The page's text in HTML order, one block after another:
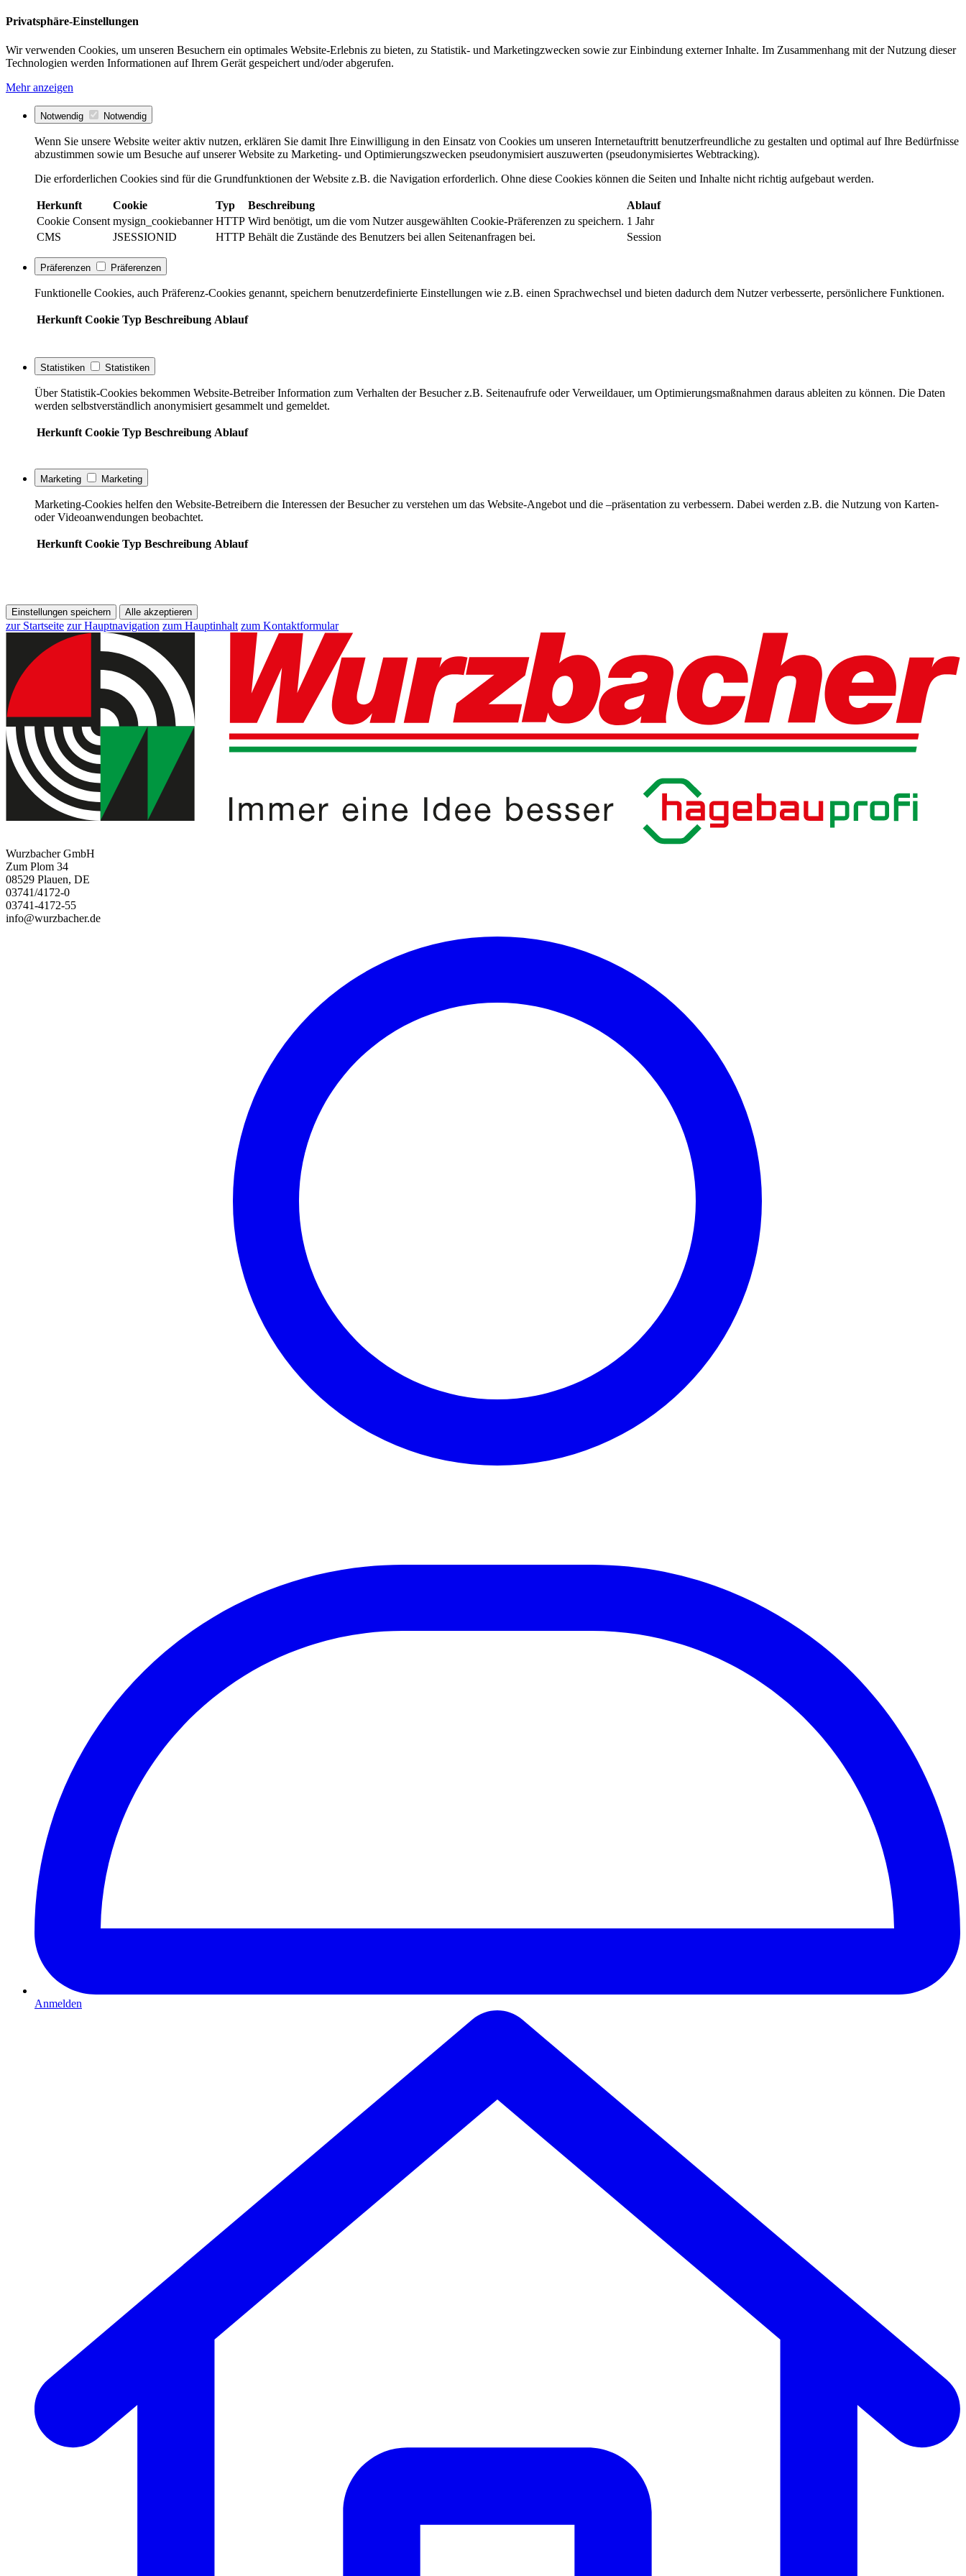
Privatsphäre-Einstellungen
Wir verwenden Cookies, um unseren Besuchern ein optimales Website-Erlebnis zu bieten, zu Statistik- und Marketingzwecken sowie zur Einbindung externer Inhalte. Im Zusammenhang mit der Nutzung dieser
Technologien werden Informationen auf Ihrem Gerät gespeichert und/oder abgerufen.
Mehr anzeigen
Notwendig Notwendig
Wenn Sie unsere Website weiter aktiv nutzen, erklären Sie damit Ihre Einwilligung in den Einsatz von Cookies um unseren Internetauftritt benutzerfreundliche zu gestalten und optimal auf Ihre Bedürfnisse
abzustimmen sowie um Besuche auf unserer Website zu Marketing- und Optimierungszwecken pseudonymisiert auszuwerten (pseudonymisiertes Webtracking).
Die erforderlichen Cookies sind für die Grundfunktionen der Website z.B. die Navigation erforderlich. Ohne diese Cookies können die Seiten und Inhalte nicht richtig aufgebaut werden.
Herkunft Cookie Typ Beschreibung
Ablauf
Cookie Consent mysign_cookiebanner HTTP Wird benötigt, um die vom Nutzer ausgewählten Cookie-Präferenzen zu speichern. 1 Jahr
CMS
JSESSIONID HTTP Behält die Zustände des Benutzers bei allen Seitenanfragen bei. Session
Präferenzen Präferenzen
Funktionelle Cookies, auch Präferenz-Cookies genannt, speichern benutzerdefinierte Einstellungen wie z.B. einen Sprachwechsel und bieten dadurch dem Nutzer verbesserte, persönlichere Funktionen.
Herkunft Cookie Typ Beschreibung Ablauf
Statistiken Statistiken
Über Statistik-Cookies bekommen Website-Betreiber Information zum Verhalten der Besucher z.B. Seitenaufrufe oder Verweildauer, um Optimierungsmaßnahmen daraus ableiten zu können. Die Daten
werden selbstverständlich anonymisiert gesammelt und gemeldet.
Herkunft Cookie Typ Beschreibung Ablauf
Marketing Marketing
Marketing-Cookies helfen den Website-Betreibern die Interessen der Besucher zu verstehen um das Website-Angebot und die –präsentation zu verbessern. Dabei werden z.B. die Nutzung von Karten-
oder Videoanwendungen beobachtet.
Herkunft Cookie Typ Beschreibung Ablauf
Einstellungen speichern Alle akzeptieren
zur Startseite zur Hauptnavigation zum Hauptinhalt zum Kontaktformular
Wurzbacher GmbH
Zum Plom 34
08529 Plauen, DE
03741/4172-0
03741-4172-55
info@wurzbacher.de
Anmelden